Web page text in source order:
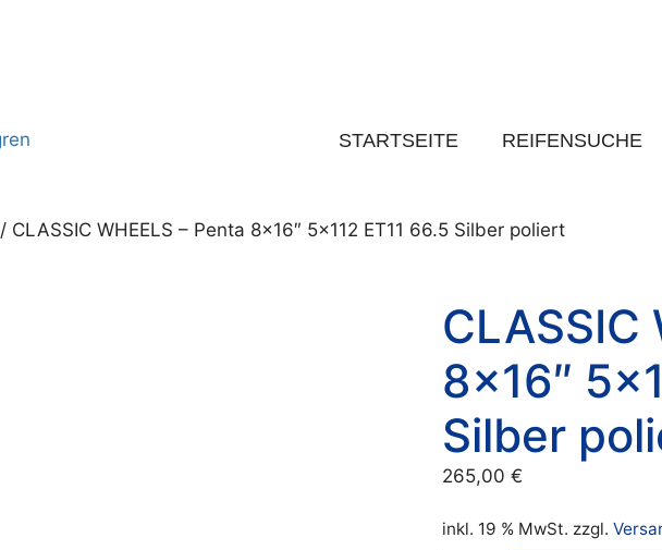
STARTSEITE REIFENSUCHE
/ CLASSIC WHEELS – Penta 8×16″ 5×112 ET11 66.5 Silber poliert
CLASSIC
8×16″
Silber
265,00€
inkl. 19 % MwSt. zzgl.